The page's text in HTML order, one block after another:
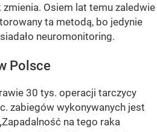
Osiem lat temu zaledwie
ta metodą, bo jedynie
neuromonitoring.
Polsce
30 tys. operacji tarczycy
zabiegów wykonywanych jest
na tego raka